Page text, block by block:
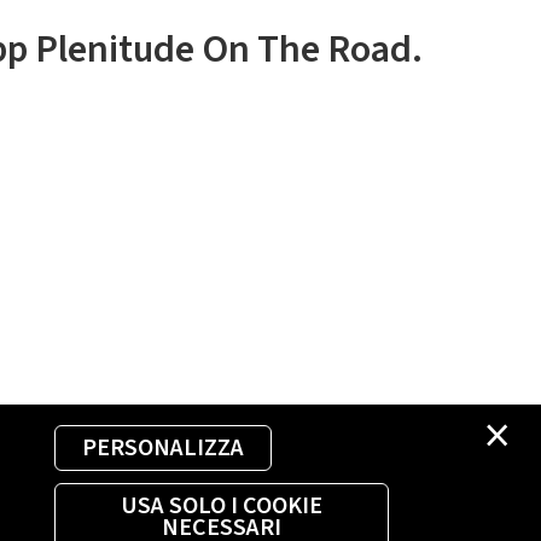
×
PERSONALIZZA
USA SOLO I COOKIE
NECESSARI
Plenitude On The Road.